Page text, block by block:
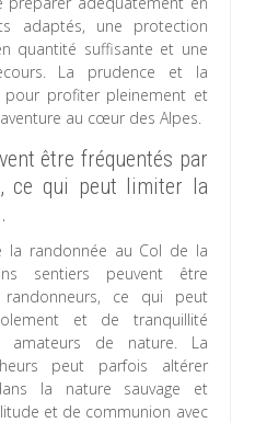
adaptés, une protection
quantité suffisante et une
La prudence et la
profiter pleinement et
au cœur des Alpes.
être fréquentés par
ce qui peut limiter la
la randonnée au Col de la
sentiers peuvent être
randonneurs, ce qui peut
et de tranquillité
amateurs de nature. La
peut parfois altérer
la nature sauvage et
et de communion avec